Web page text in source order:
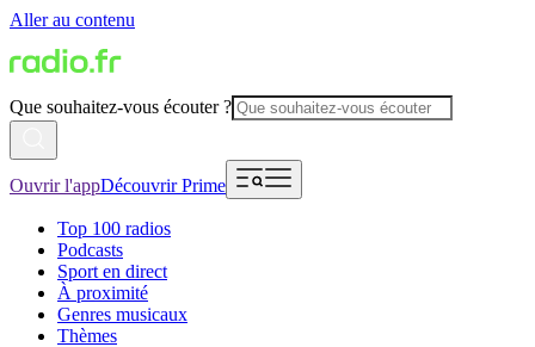
Aller au contenu
Que souhaitez-vous écouter ?
Ouvrir l'appDécouvrir Prime
Top 100 radios
Podcasts
Sport en direct
À proximité
Genres musicaux
Thèmes